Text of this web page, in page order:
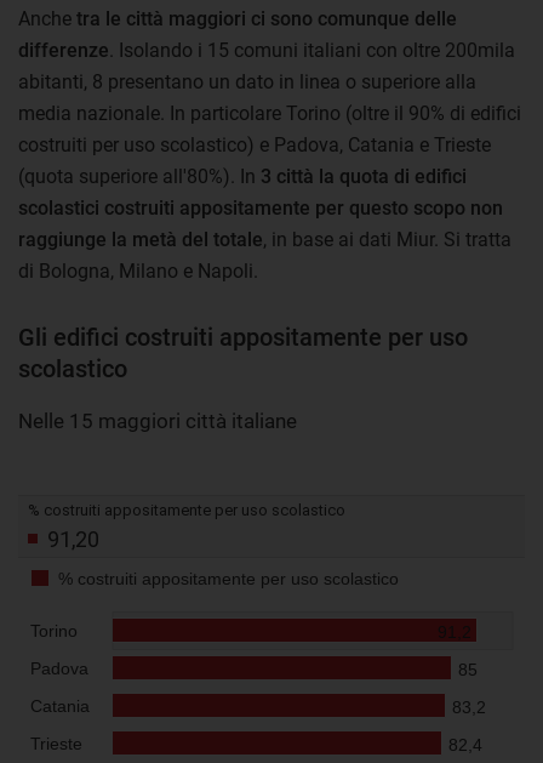
Anche tra le città maggiori ci sono comunque delle
differenze. Isolando i 15 comuni italiani con oltre 200mila
abitanti, 8 presentano un dato in linea o superiore alla
media nazionale. In particolare Torino (oltre il 90% di edifici
costruiti per uso scolastico) e Padova, Catania e Trieste
(quota superiore all'80%). In 3 città la quota di edifici
scolastici costruiti appositamente per questo scopo non
raggiunge la metà del totale, in base ai dati Miur. Si tratta
di Bologna, Milano e Napoli.
Gli edifici costruiti appositamente per uso
scolastico
Nelle 15 maggiori città italiane